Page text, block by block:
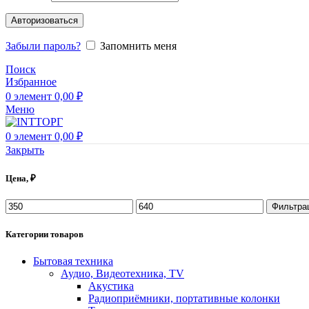
Авторизоваться
Забыли пароль?
Запомнить меня
Поиск
Избранное
0 элемент 0,00 ₽
Меню
0 элемент 0,00 ₽
Закрыть
Цена, ₽
Категории товаров
Бытовая техника
Аудио, Видеотехника, TV
Акустика
Радиоприёмники, портативные колонки